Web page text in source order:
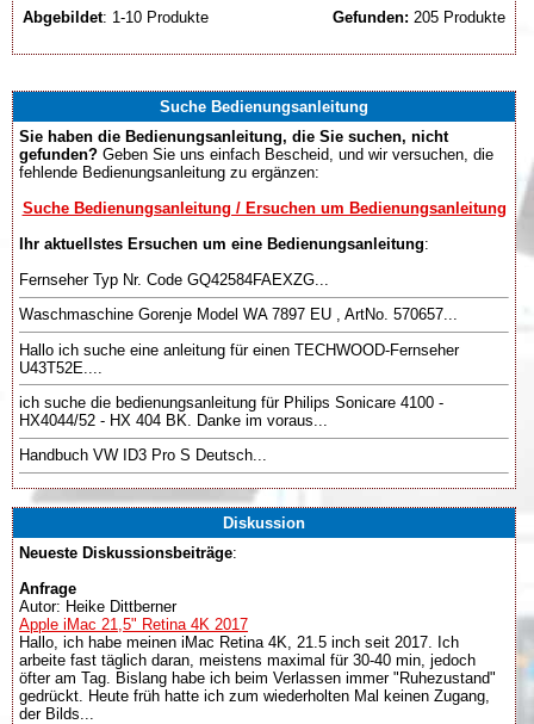
Abgebildet: 1-10 Produkte Gefunden: 205 Produkte
Suche Bedienungsanleitung
Sie haben die Bedienungsanleitung, die Sie suchen, nicht
gefunden? Geben Sie uns einfach Bescheid, und wir versuchen, die
fehlende Bedienungsanleitung zu ergänzen:
Suche Bedienungsanleitung / Ersuchen um Bedienungsanleitung
Ihr aktuellstes Ersuchen um eine Bedienungsanleitung:
Fernseher Typ Nr. Code GQ42584FAEXZG...
Waschmaschine Gorenje Model WA 7897 EU , ArtNo. 570657...
Hallo ich suche eine anleitung für einen TECHWOOD-Fernseher
U43T52E....
ich suche die bedienungsanleitung für Philips Sonicare 4100 -
HX4044/52 - HX 404 BK. Danke im voraus...
Handbuch VW ID3 Pro S Deutsch...
Diskussion
Neueste Diskussionsbeiträge:
Anfrage
Autor: Heike Dittberner
Apple iMac 21,5" Retina 4K 2017
Hallo, ich habe meinen iMac Retina 4K, 21.5 inch seit 2017. Ich
arbeite fast täglich daran, meistens maximal für 30-40 min, jedoch
öfter am Tag. Bislang habe ich beim Verlassen immer "Ruhezustand"
gedrückt. Heute früh hatte ich zum wiederholten Mal keinen Zugang,
der Bilds...